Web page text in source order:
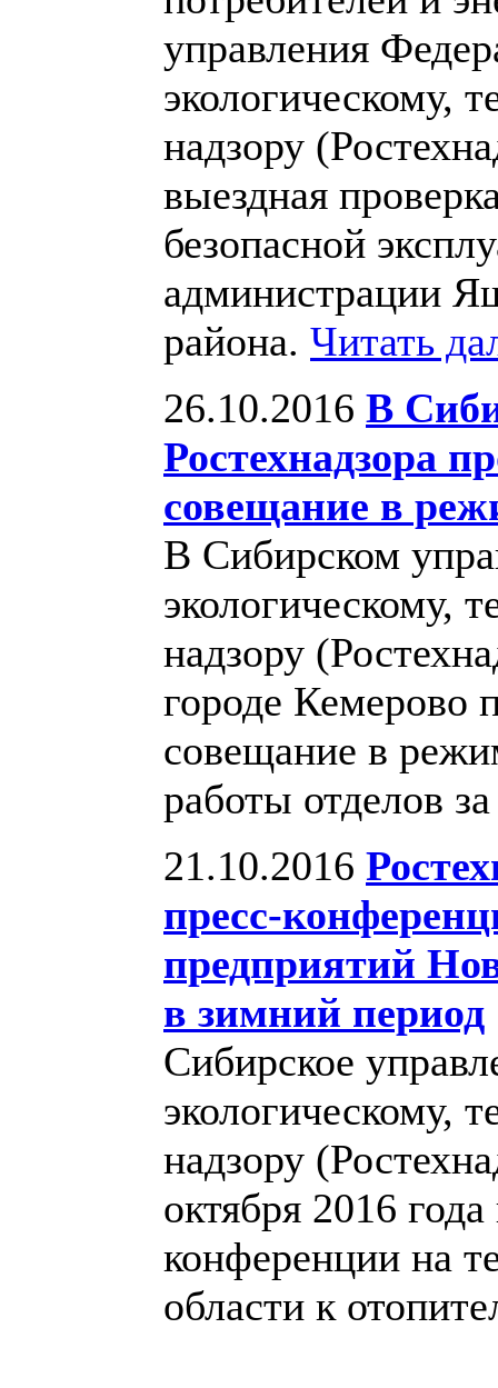
управления
экологическому,
надзору
выездная
безопасной
администрации
района. Читать
26.10.2016 В
Ростехнадзора
совещание в
В Сибирском
экологическому,
надзору
городе Кемерово
совещание в
работы отделов
21.10.2016
пресс-
предприятий
в зимний период
Сибирское
экологическому,
надзору
октября 2016
конференции на
области к